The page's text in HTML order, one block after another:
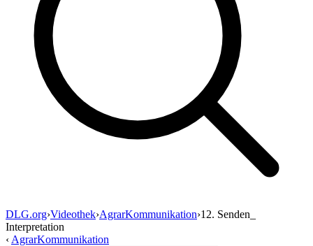
DLG.org›Videothek›AgrarKommunikation›12. Senden_
Interpretation
‹ AgrarKommunikation